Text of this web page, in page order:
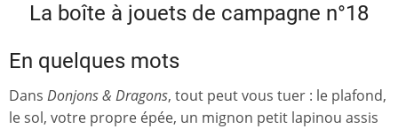
La boîte à jouets de campagne n°18
En quelques mots
Dans Donjons & Dragons, tout peut vous tuer : le plafond,
le sol, votre propre épée, un mignon petit lapinou assis